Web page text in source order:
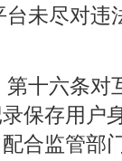
未尽对违
第十六条
保存用户
合监管部